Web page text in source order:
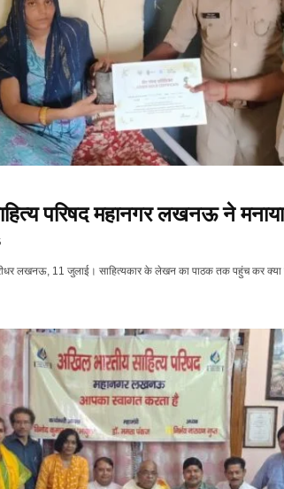
परिषद महानगर लखनऊ ने
लखनऊ, 11 जुलाई। साहित्यकार के लेखन का पाठक तक पहुंच कर क्या